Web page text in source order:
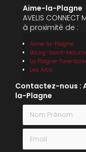
Aime-la-Plagne
AVELIS
à proximité de :
Aime-la-Plagne
Bourg-Saint-
La Plagne-
Les Arcs
Contactez-nous :
la-Plagne
Nom Prénom
Email